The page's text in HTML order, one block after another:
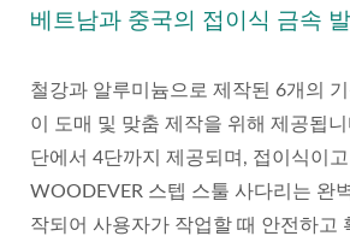
베트남과 중국의 접이식 금속
철강과 알루미늄으로 제작된 6개의
이 도매 및 맞춤 제작을 위해 제공됩
단에서 4단까지 제공되며, 접이식이
WOODEVER 스텝 스툴 사다리는 완
작되어 사용자가 작업할 때 안전하고